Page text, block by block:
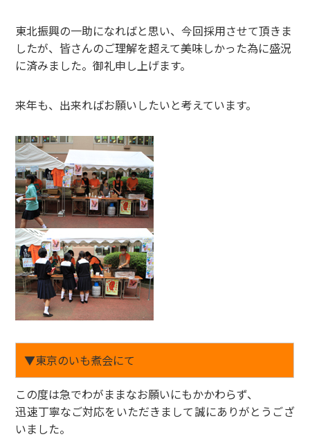
東北振興の一助になればと思い、今回採用させて頂きま
したが、皆さんのご理解を超えて美味しかった為に盛況
に済みました。御礼申し上げます。
来年も、出来ればお願いしたいと考えています。
▼東京のいも煮会にて
この度は急でわがままなお願いにもかかわらず、
迅速丁寧なご対応をいただきまして誠にありがとうござ
いました。